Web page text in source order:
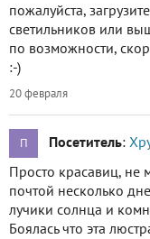
пожалуйста,
светильников или
по возможности,
:-)
20 февраля
П Посетитель:
Просто красавиц, не
почтой несколько
лучики солнца и
Боялась что эта